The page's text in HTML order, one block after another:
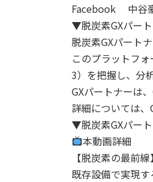
Facebook 中谷
▼脱炭素GXパー
脱炭素GXパート
このプラットフ
3）を把握し、分
GXパートナーは
詳細については、
▼脱炭素GXパー
本動画詳細
【脱炭素の最前
既存設備で実現す